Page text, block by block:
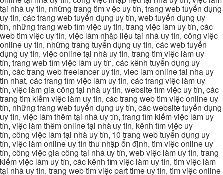
tại nhà uy tín, những trang tìm việc uy tín, trang web tuyển dụng
uy tín, các trang web tuyển dụng uy tín, web tuyển dụng uy
tín, những trang web tìm việc uy tín, trang việc làm uy tín, các
web tìm việc uy tín, việc làm nhập liệu tại nhà uy tín, công việc
online uy tín, những trang tuyển dụng uy tín, các web tuyển
dụng uy tín, việc online tại nhà uy tín, trang tìm việc làm uy
tín, trang web tìm việc làm uy tín, các kênh tuyển dụng uy
tín, các trang web freelancer uy tín, viec lam online tai nha uy
tin nhat, các trang tìm việc làm uy tín, các trang việc làm uy
tín, việc làm gia công tại nhà uy tín, website tìm việc uy tín, các
trang tìm kiếm việc làm uy tín, các trang web tìm việc online uy
tín, những trang web tuyển dụng uy tín, các website tuyển dụng
uy tín, việc làm thêm tại nhà uy tín, trang tìm kiếm việc làm uy
tín, việc làm thêm online tại nhà uy tín, kênh tìm việc uy
tín, công việc làm tại nhà uy tín, 10 trang web tuyển dụng uy
tín, việc làm online uy tín thu nhập ổn định, tìm việc online uy
tín, công việc gia công tại nhà uy tín, web việc làm uy tín, trang
kiếm việc làm uy tín, các kênh tìm việc làm uy tín, tìm việc làm
tại nhà uy tín, trang web tìm việc part time uy tín, tìm việc online